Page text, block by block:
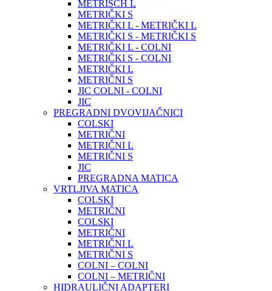
METRISCH L
METRIČKI S
METRIČKI L - METRIČKI L
METRIČKI S - METRIČKI S
METRIČKI L - COLNI
METRIČKI S - COLNI
METRIČKI L
METRIČNI S
JIC COLNI - COLNI
JIC
PREGRADNI DVOVIJAČNICI
COLSKI
METRIČNI
METRIČNI L
METRIČNI S
JIC
PREGRADNA MATICA
VRTLJIVA MATICA
COLSKI
METRIČNI
COLSKI
METRIČNI
METRIČNI L
METRIČNI S
COLNI – COLNI
COLNI – METRIČNI
HIDRAULIČNI ADAPTERI